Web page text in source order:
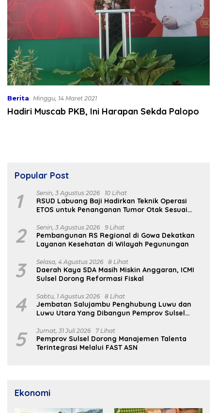
Berita Minggu, 14 Maret 2021
Hadiri Muscab PKB, Ini Harapan Sekda Palopo
Popular Post
1 Senin, 3 Agustus 2026 10 Lihat
RSUD Labuang Baji Hadirkan Teknik Operasi
ETOS untuk Penanganan Tumor Otak Sesuai
2 Senin, 3 Agustus 2026 9 Lihat
Pembangunan RS Regional di Gowa Dekatkan
Layanan Kesehatan di Wilayah Pegunungan
3 Selasa, 4 Agustus 2026 8 Lihat
Daerah Kaya SDA Masih Miskin Anggaran, ICMI
Sulsel Dorong Reformasi Fiskal
4 Sabtu, 1 Agustus 2026 8 Lihat
Jembatan Salujambu Penghubung Luwu dan
Luwu Utara Yang Dibangun Pemprov Sulsel
5 Jumat, 31 Juli 2026 7 Lihat
Pemprov Sulsel Dorong Manajemen Talenta
Terintegrasi Melalui FAST ASN
Ekonomi